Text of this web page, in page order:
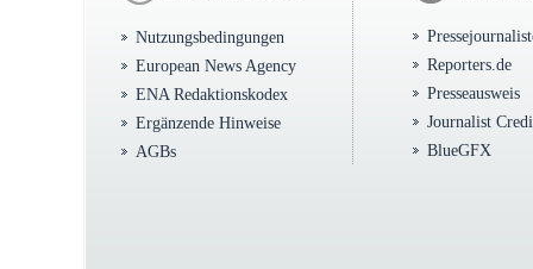
Nutzungsbedingungen
European News Agency
ENA Redaktionskodex
Ergänzende Hinweise
AGBs
Reporters.de
Presseausweis
Journalist
BlueGFX